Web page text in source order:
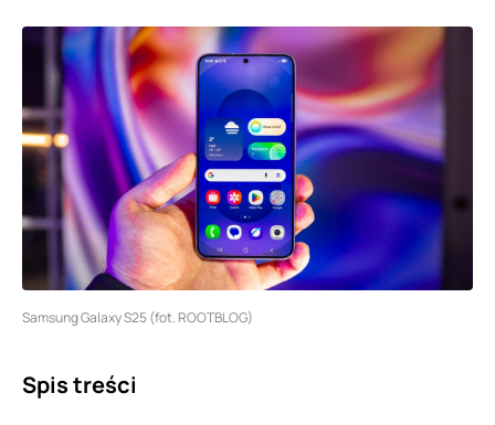
Samsung Galaxy S25 (fot. ROOTBLOG)
Spis treści